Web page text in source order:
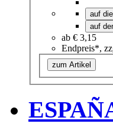
auf
auf
ab € 3,15
Endpreis*,
zum Artikel